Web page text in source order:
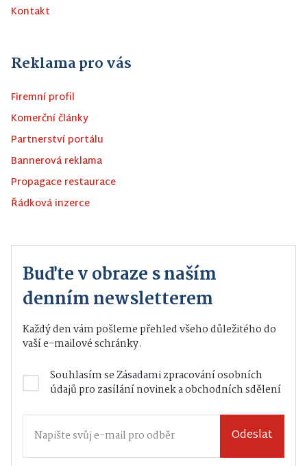
Kontakt
Reklama pro vás
Firemní profil
Komerční články
Partnerství portálu
Bannerová reklama
Propagace restaurace
Řádková inzerce
Buďte v obraze s naším
denním newsletterem
Každý den vám pošleme přehled všeho důležitého do
vaší e-mailové schránky.
Souhlasím seZásadami zpracování osobních
údajůpro zasílání novinek a obchodních sdělení
Odeslat